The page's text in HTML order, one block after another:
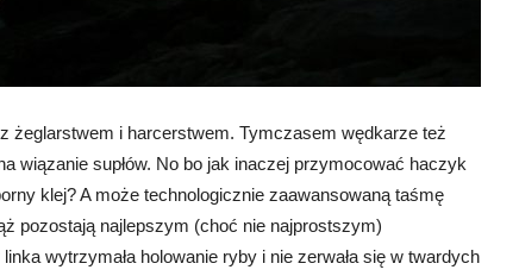
żeglarstwem i harcerstwem. Tymczasem wędkarze też
wiązanie supłów. No bo jak inaczej przymocować haczyk
klej? A może technologicznie zaawansowaną taśmę
pozostają najlepszym (choć nie najprostszym)
wytrzymała holowanie ryby i nie zerwała się w twardych